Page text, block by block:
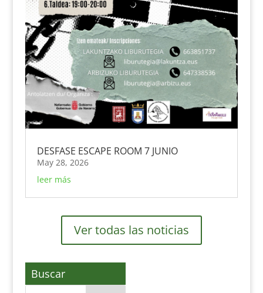
DESFASE ESCAPE ROOM 7 JUNIO
May 28, 2026
leer más
Ver todas las noticias
Buscar